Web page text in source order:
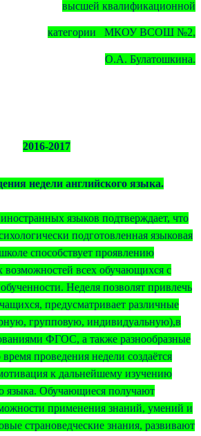
высшей квалификационной
категории МКОУ ВСОШ №2,
О.А. Булатошкина.
2016-2017
недели английского языка.
языков подтверждает, что
подготовленная языковая
способствует проявлению
всех обучающихся с
Неделя позволят привлечь
предусматривает различные
групповую, индивидуальную),в
ФГОС, а также разнообразные
проведения недели создаётся
к дальнейшему изучению
языка. Обучающиеся получают
применения знаний, умений и
страноведческие знания, развивают